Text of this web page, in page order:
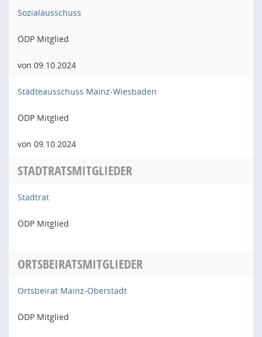
Sozialausschuss
ÖDP Mitglied
von 09.10.2024
Städteausschuss Mainz-Wiesbaden
ÖDP Mitglied
von 09.10.2024
STADTRATSMITGLIEDER
Stadtrat
ÖDP Mitglied
ORTSBEIRATSMITGLIEDER
Ortsbeirat Mainz-Oberstadt
ÖDP Mitglied